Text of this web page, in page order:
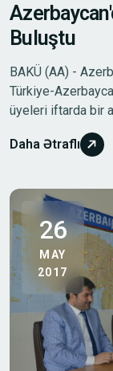
Buluştu
BAKÜ (AA) -
Türkiye-
üyeleri iftarda bir
Daha Ətraflı
26
MAY
2017